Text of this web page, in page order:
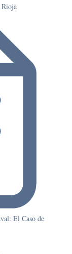
El Caso de